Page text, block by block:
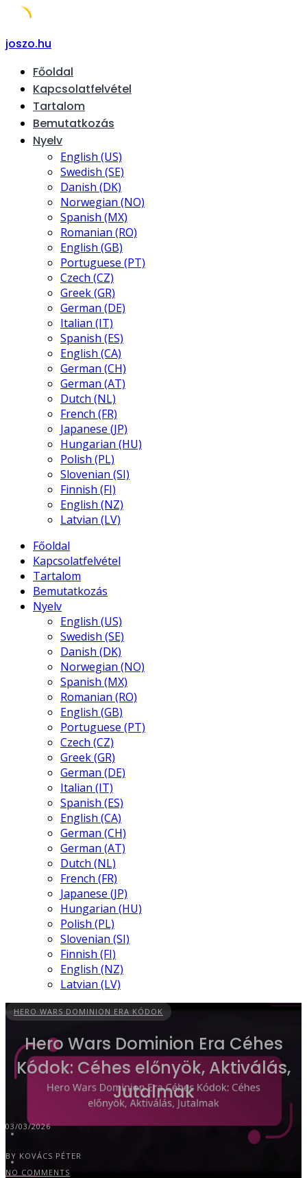
Skip
content
joszo.hu
Főoldal
Kapcsolatfelvétel
Tartalom
Bemutatkozás
Nyelv
English (US)
Swedish (SE)
Danish (DK)
Norwegian (NO)
Spanish (MX)
Romanian (RO)
English (GB)
Portuguese (PT)
Czech (CZ)
Greek (GR)
German (DE)
Italian (IT)
Spanish (ES)
English (CA)
German (CH)
German (AT)
Dutch (NL)
French (FR)
Japanese (JP)
Hungarian (HU)
Polish (PL)
Slovenian (SI)
Finnish (FI)
English (NZ)
Latvian (LV)
Főoldal
Kapcsolatfelvétel
Tartalom
Bemutatkozás
Nyelv
English (US)
Swedish (SE)
Danish (DK)
Norwegian (NO)
Spanish (MX)
Romanian (RO)
English (GB)
Portuguese (PT)
Czech (CZ)
Greek (GR)
German (DE)
Italian (IT)
Spanish (ES)
English (CA)
German (CH)
German (AT)
Dutch (NL)
French (FR)
Japanese (JP)
Hungarian (HU)
Polish (PL)
Slovenian (SI)
Finnish (FI)
English (NZ)
Latvian (LV)
HERO WARS DOMINION ERA KÓDOK
Hero Wars Dominion Era Céhes
Kódok: Céhes előnyök, Aktiválás,
Jutalmak
03/03/2026
BY KOVÁCS PÉTER
NO COMMENTS